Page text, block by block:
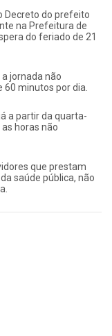
Decreto do prefeito
na Prefeitura de
do feriado de 21
jornada não
60 minutos por dia.
a partir da quarta-
horas não
que prestam
saúde pública, não